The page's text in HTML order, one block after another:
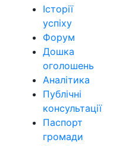
Історії
успіху
Форум
Дошка
оголошень
Аналітика
Публічні
консультації
Паспорт
громади